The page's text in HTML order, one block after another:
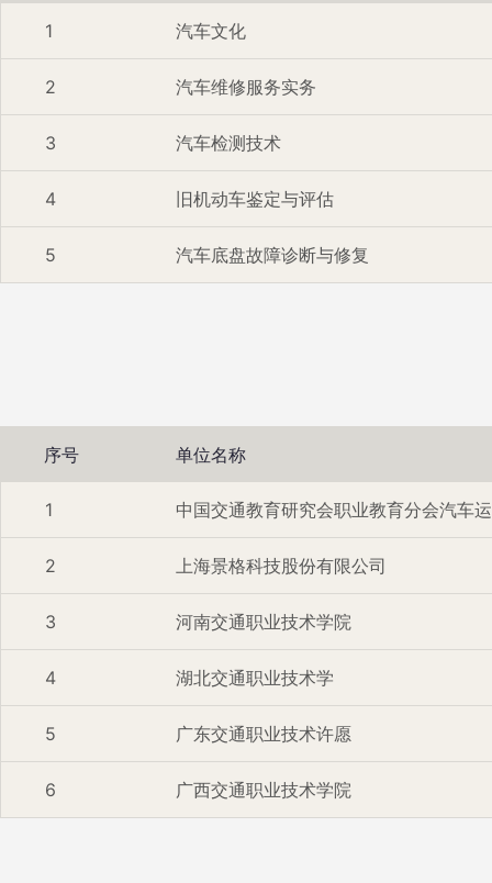
1 汽车文化
2 汽车维修服务实务
3 汽车检测技术
4 旧机动车鉴定与评估
5 汽车底盘故障诊断与修复
序号 单位名称
1 中国交通教育研究会职业教育分会汽车
2 上海景格科技股份有限公司
3 河南交通职业技术学院
4 湖北交通职业技术学
5 广东交通职业技术许愿
6 广西交通职业技术学院